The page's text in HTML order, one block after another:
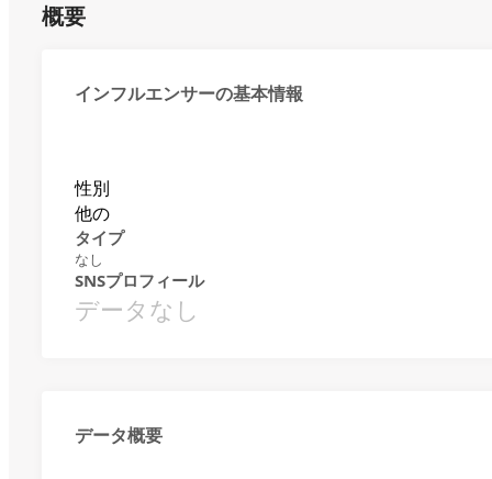
概要
インフルエンサーの基本情報
性別
他の
タイプ
なし
SNSプロフィール
データなし
データ概要